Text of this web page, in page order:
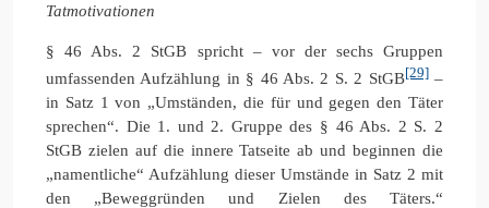
Tatmotivationen
§ 46 Abs. 2 StGB spricht – vor der sechs Gruppen
umfassenden Aufzählung in § 46 Abs. 2 S. 2 StGB[29]–
in Satz 1 von „Umständen, die für und gegen den Täter
sprechen“. Die 1. und 2. Gruppe des § 46 Abs. 2 S. 2
StGB zielen auf die innere Tatseite ab und beginnen die
„namentliche“ Aufzählung dieser Umstände in Satz 2 mit
den „Beweggründen und Zielen des Täters.“